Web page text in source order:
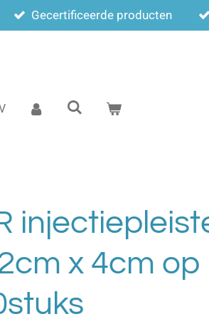
Gecertificeerde producten
x 4cm op